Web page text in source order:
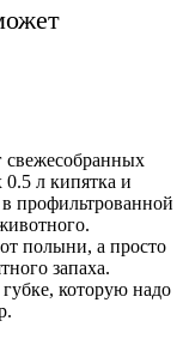
свежесобранных
0.5 л кипятка и
профильтрованной
полыни, а просто
запаха.
которую надо